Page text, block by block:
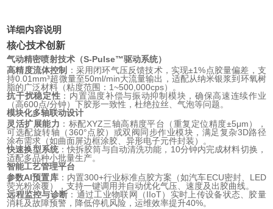
详细内容说明
核心技术创新
气动精密喷射技术（S-Pulse™驱动系统）
高精度流体控制
：采用闭环气压反馈技术，实现±1%点胶量偏差，支
持0.01mm³超微量至50ml/min大流量输出，适配从纳米银浆到环氧树
脂的广泛材料（粘度范围：1~500,000cps）。
抗干扰稳定性 ：内置温度补偿与振动抑制模块，确保高速连续作业
（高600点/分钟）下胶形一致性，杜绝拉丝、气泡等问题。
模块化多轴联动设计
灵活扩展能力 ：标配XYZ三轴高精度平台（重复定位精度±5μm），
可选配旋转轴（360°点胶）或双阀同步作业模块，满足复杂3D路径
涂布需求（如曲面屏边框涂胶、异形电子元件封装）。
快速换型系统：快拆胶筒与自动清洗功能，10分钟内完成材料切换，
适配多品种小批量生产。
智能工艺管理平台
参数AI预置库：内置300+行业标准点胶方案（如汽车ECU密封、LED
荧光粉涂覆），支持一键调用并自动优化气压、速度及出胶曲线。
远程监控与诊断 ：通过工业物联网（IIoT）实时上传设备状态、胶量
消耗及故障预警，降低停机风险，运维效率提升40%。